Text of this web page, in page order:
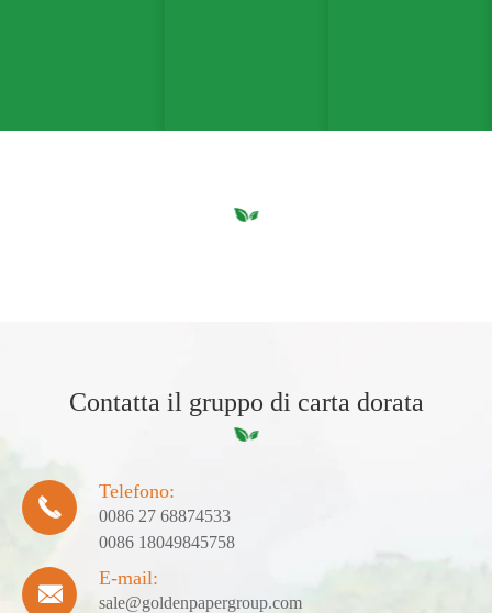
Contatta il gruppo di carta dorata

Telefono:
0086 27 68874533
0086 18049845758

E-mail:
sale@goldenpapergroup.com